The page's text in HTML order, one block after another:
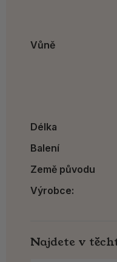
Vůně
Délka
Balení
Země původu
Výrobce:
Najdete v